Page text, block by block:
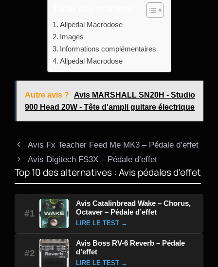
Allpedal Macrodose
Images
Informations complémentaires
Allpedal Macrodose
Autre avis ?
Avis MARSHALL SN20H - Studio
900 Head 20W - Tête d'ampli guitare électrique
Avis Fx Teacher Feed Me MK3 – Pédale d’effet
Avis Digitech FS3X – Pédale d’effet
Top 10 des alternatives : Avis pédales d'effet
#1
Avis Catalinbread Wake – Chorus,
Octaver – Pédale d’effet
LIRE LE TEST →
#2
Avis Boss RV-6 Reverb – Pédale
d’effet
LIRE LE TEST →